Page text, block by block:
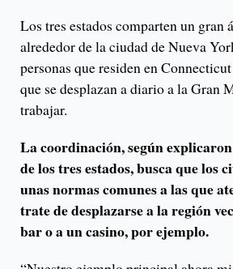
Los tres estados comparten un gran
alrededor de la ciudad de Nueva
personas que residen en
que se desplazan a diario a la Gran
trabajar.
La coordinación, según
de los tres estados, busca que los
unas normas comunes a las que
trate de desplazarse a la región
bar o a un casino, por ejemplo.